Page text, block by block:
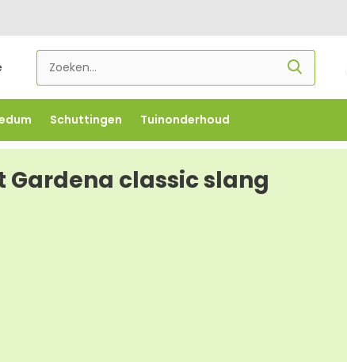
Schuttingen Tuinonderhoud
-FLOWBO500 -7,5% vanaf €1000 -
classic slang